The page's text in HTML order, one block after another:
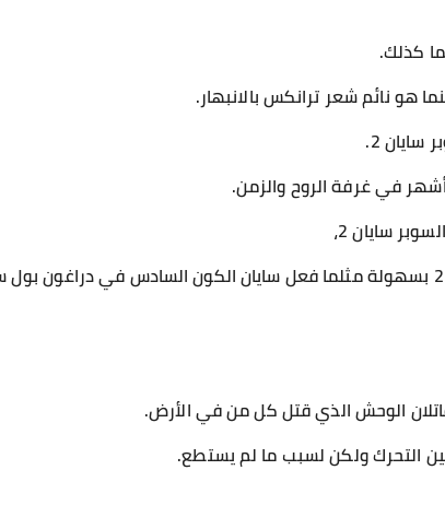
كذلك.
هو نائم شعر ترانكس بالانبهار.
2.
في غرفة الروح والزمن.
سايان 2،
الوحش الذي قتل كل من في الأرض.
التحرك ولكن لسبب ما لم يستطع.